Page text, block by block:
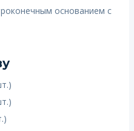
основанием с